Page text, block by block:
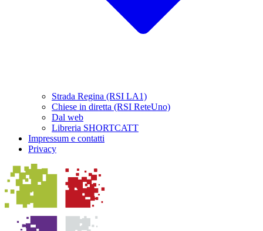
Strada Regina (RSI LA1)
Chiese in diretta (RSI ReteUno)
Dal web
Libreria SHORTCATT
Impressum e contatti
Privacy